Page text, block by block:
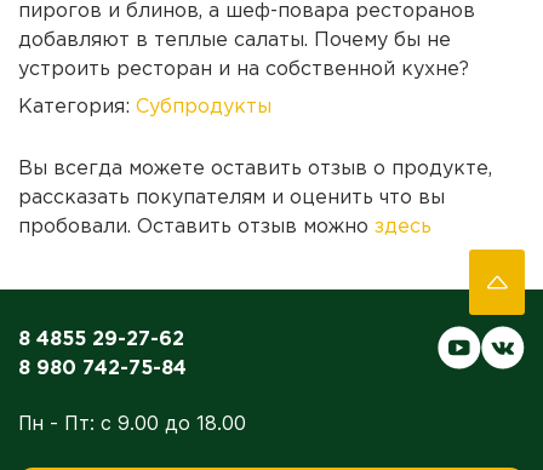
пирогов и блинов, а шеф-повара ресторанов
добавляют в теплые салаты. Почему бы не
устроить ресторан и на собственной кухне?
Категория: Субпродукты
Вы всегда можете оставить отзыв о продукте,
рассказать покупателям и оценить что вы
пробовали. Оставить отзыв можно здесь
8 4855 29-27-62
8 980 742-75-84
Пн - Пт: с 9.00 до 18.00